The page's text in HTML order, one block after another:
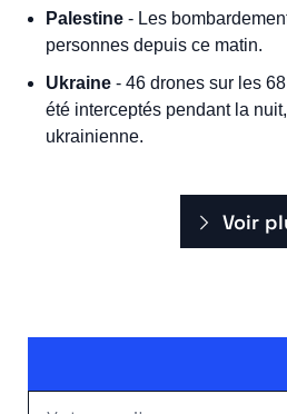
Palestine - Les
personnes depuis ce matin.
Ukraine - 46 drones sur les
été interceptés pendant la
ukrainienne.
Voir